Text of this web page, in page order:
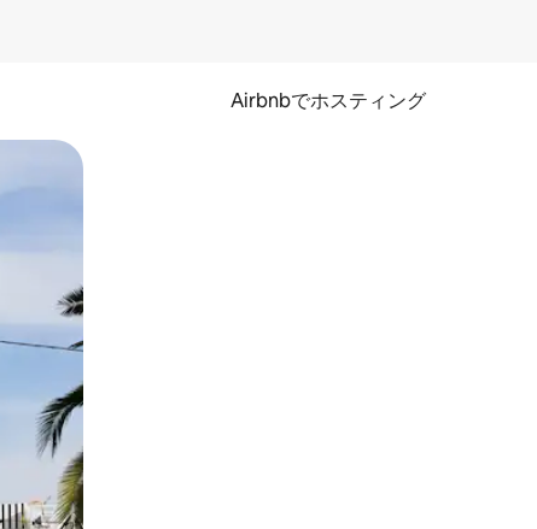
Airbnbでホスティング
できます。